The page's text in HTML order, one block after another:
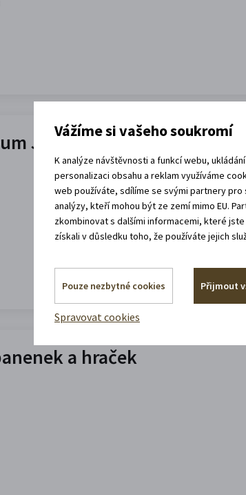
Josefa Váchala
a hraček
Vážíme si vašeho soukromí
K analýze návštěvnosti a funkcí webu,
personalizaci obsahu a reklam využíváme
web používáte, sdílíme se svými partnery pro
analýzy, kteří mohou být ze zemí mimo EU.
zkombinovat s dalšími informacemi, které
získali v důsledku toho, že používáte jejich
Pouze nezbytné cookies Přijmout
Spravovat cookies